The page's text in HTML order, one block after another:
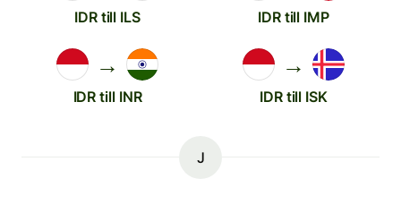
IDR till ILS IDR till IMP
→
IDR till INR
→
IDR till ISK
J